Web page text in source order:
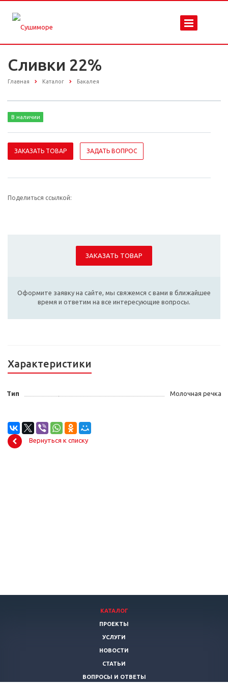
Сливки 22%
Главная Каталог Бакалея
В наличии
ЗАКАЗАТЬ ТОВАР ЗАДАТЬ ВОПРОС
Поделиться ссылкой:
ЗАКАЗАТЬ ТОВАР
Оформите заявку на сайте, мы свяжемся с вами в ближайшее
время и ответим на все интересующие вопросы.
Характеристики
Тип Молочная речка
Вернуться к списку
КАТАЛОГ
ПРОЕКТЫ
УСЛУГИ
НОВОСТИ
СТАТЬИ
ВОПРОСЫ И ОТВЕТЫ